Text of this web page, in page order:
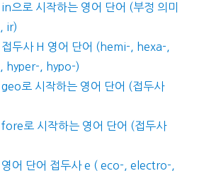
으로 시작하는 영어 단어 (부정 의미
ir)
접두사 H 영어 단어 (hemi-, hexa-,
hyper-, hypo-)
geo로 시작하는 영어 단어 (접두사
fore로 시작하는 영어 단어 (접두사
영어 단어 접두사 e ( eco-, electro-,